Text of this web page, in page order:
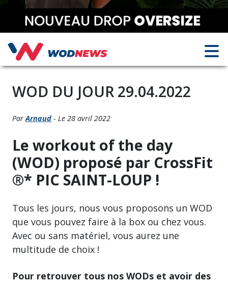
WOD DU JOUR 29.04.2022
ParArnaud - Le 28 avril 2022
Le workout of the day
(WOD) proposé par CrossFit
®* PIC SAINT-LOUP !
Tous les jours, nous vous proposons un WOD
que vous pouvez faire à la box ou chez vous.
Avec ou sans matériel, vous aurez une
multitude de choix !
Pour retrouver tous nos WODs et avoir des